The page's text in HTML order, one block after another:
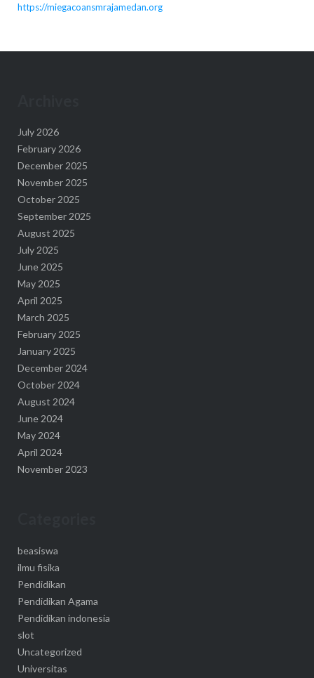
https://miegacoansmrajamedan.org
July 2026
February 2026
December 2025
November 2025
October 2025
September 2025
August 2025
July 2025
June 2025
May 2025
April 2025
March 2025
February 2025
January 2025
December 2024
October 2024
August 2024
June 2024
May 2024
April 2024
November 2023
beasiswa
ilmu fisika
Pendidikan
Pendidikan Agama
Pendidikan indonesia
slot
Uncategorized
Universitas